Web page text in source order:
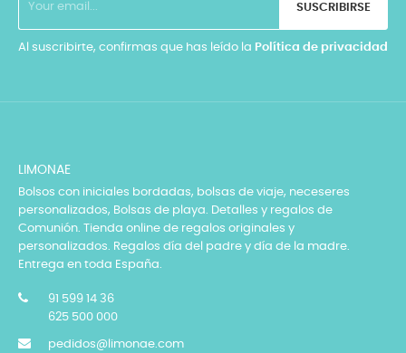
SUSCRIBIRSE
Al suscribirte, confirmas que has leído la Política de privacidad
LIMONAE
Bolsos con iniciales bordadas, bolsas de viaje, neceseres
personalizados, Bolsas de playa. Detalles y regalos de
Comunión. Tienda online de regalos originales y
personalizados. Regalos día del padre y día de la madre.
Entrega en toda España.
91 599 14 36
625 500 000
pedidos@limonae.com